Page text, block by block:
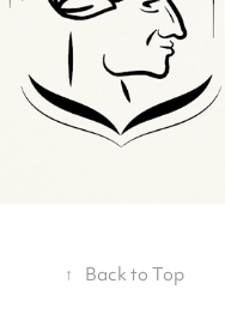
↑ Back to Top